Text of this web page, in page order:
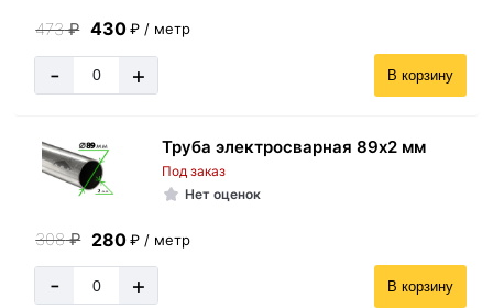
473₽ 430 ₽ / метр
- + В корзину
Труба электросварная 89х2 мм
Под заказ
Нет оценок
308₽ 280 ₽ / метр
- + В корзину